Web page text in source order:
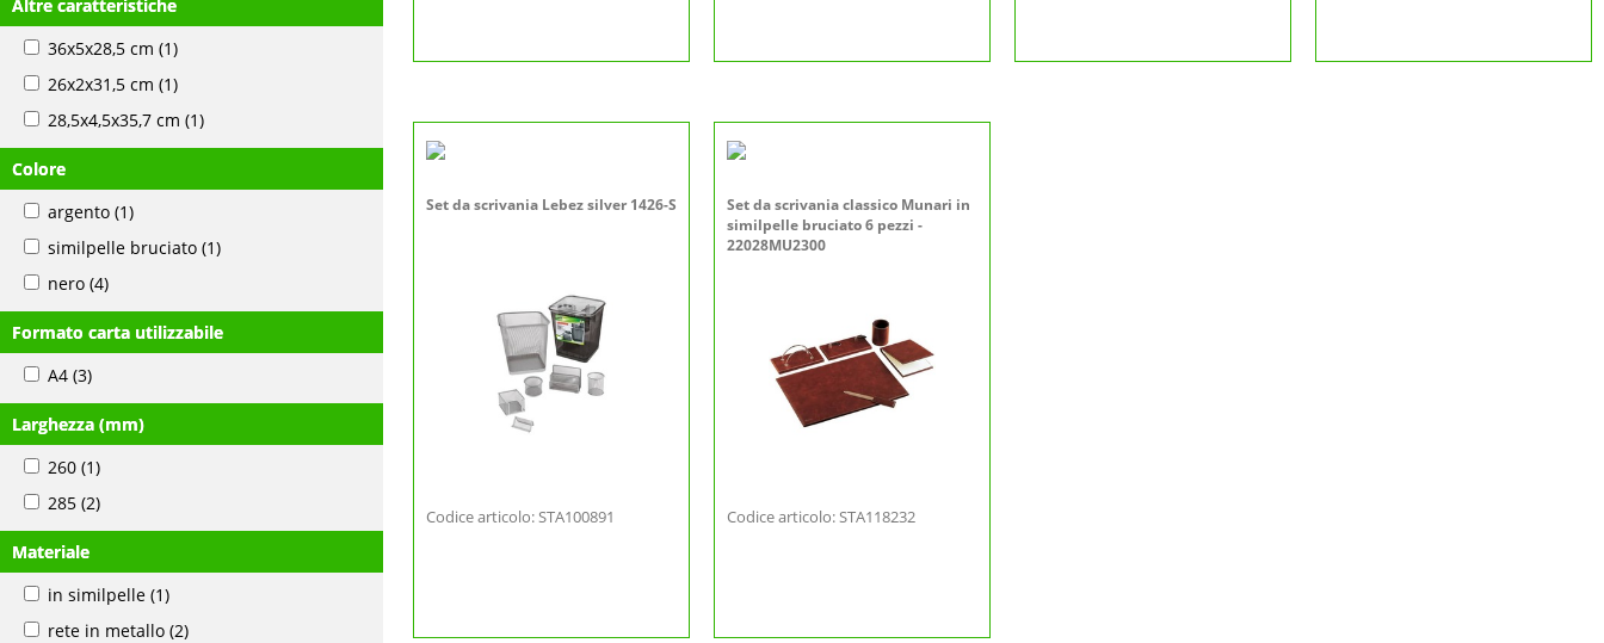
Altre caratteristiche
36x5x28,5 cm (1)
26x2x31,5 cm (1)
28,5x4,5x35,7 cm (1)
Colore
argento (1)
similpelle bruciato (1)
nero (4)
Formato carta utilizzabile
A4 (3)
Larghezza (mm)
260 (1)
285 (2)
Materiale
in similpelle (1)
rete in metallo (2)
Set da scrivania Lebez silver 1426-S
Codice articolo: STA100891
Set da scrivania classico Munari in
similpelle bruciato 6 pezzi -
22028MU2300
Codice articolo: STA118232